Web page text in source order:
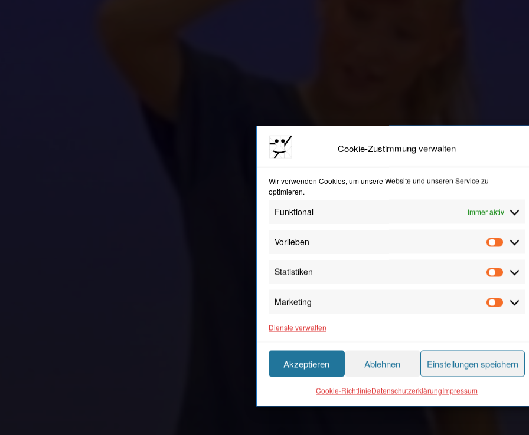
Cookie-Zustimmung verwalten
Wir verwenden Cookies, um unsere Website und unseren Service zu
optimieren.
Funktional Immer aktiv
Vorlieben
Statistiken
Marketing
Dienste verwalten
Akzeptieren Ablehnen Einstellungen speichern
Cookie-RichtlinieDatenschutzerklärungImpressum